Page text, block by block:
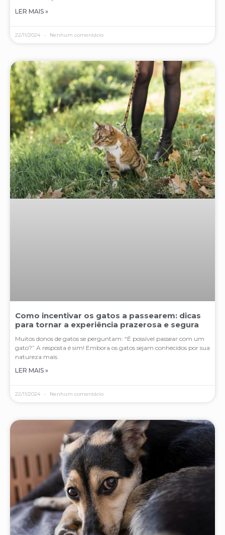
LER MAIS »
22/11/2024 Nenhum comentário
Como incentivar os gatos a passearem: dicas
para tornar a experiência prazerosa e segura
Muitos donos de gatos se perguntam: “É possível passear com um
gato?” A resposta é sim! Embora os gatos sejam conhecidos por sua
natureza mais
LER MAIS »
22/11/2024 Nenhum comentário